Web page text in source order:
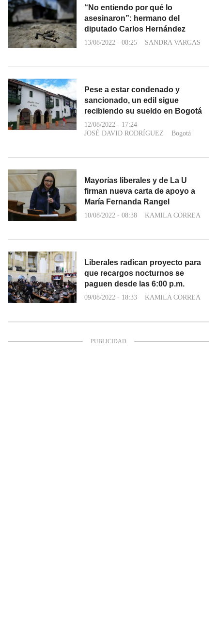
“No entiendo por qué lo
asesinaron”: hermano del
diputado Carlos Hernández
13/08/2022 - 08:25 SANDRA VARGAS
Pese a estar condenado y
sancionado, un edil sigue
recibiendo su sueldo en Bogotá
12/08/2022 - 17:24
JOSÉ DAVID RODRÍGUEZ
Bogotá
Mayorías liberales y de La U
firman nueva carta de apoyo a
María Fernanda Rangel
10/08/2022 - 08:38 KAMILA CORREA
Liberales radican proyecto para
que recargos nocturnos se
paguen desde las 6:00 p.m.
09/08/2022 - 18:33 KAMILA CORREA